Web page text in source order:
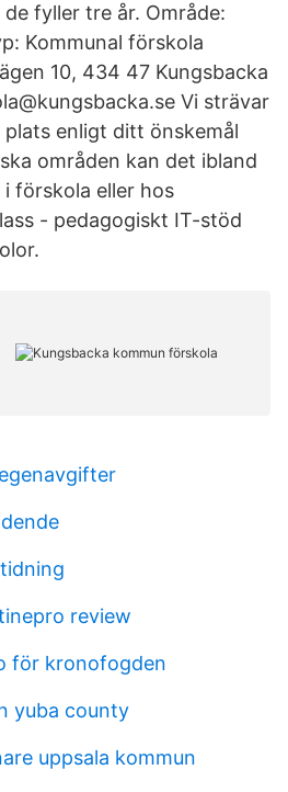
fyller tre år. Område:
Kommunal förskola
10, 434 47 Kungsbacka
Vi strävar
enligt ditt önskemål
områden kan det ibland
förskola eller hos
- pedagogiskt IT-stöd
review
för kronofogden
yuba county
uppsala kommun